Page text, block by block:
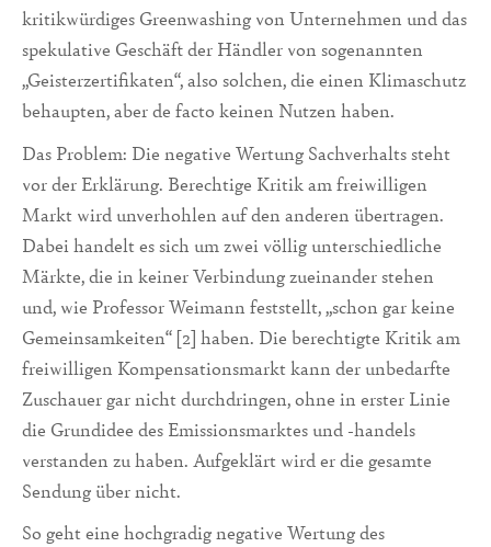
kritikwürdiges Greenwashing von Unternehmen und das
spekulative Geschäft der Händler von sogenannten
„Geisterzertifikaten“, also solchen, die einen Klimaschutz
behaupten, aber de facto keinen Nutzen haben.
Das Problem: Die negative Wertung Sachverhalts steht
vor der Erklärung. Berechtige Kritik am freiwilligen
Markt wird unverhohlen auf den anderen übertragen.
Dabei handelt es sich um zwei völlig unterschiedliche
Märkte, die in keiner Verbindung zueinander stehen
und, wie Professor Weimann feststellt, „schon gar keine
Gemeinsamkeiten“ [2] haben. Die berechtigte Kritik am
freiwilligen Kompensationsmarkt kann der unbedarfte
Zuschauer gar nicht durchdringen, ohne in erster Linie
die Grundidee des Emissionsmarktes und -handels
verstanden zu haben. Aufgeklärt wird er die gesamte
Sendung über nicht.
So geht eine hochgradig negative Wertung des